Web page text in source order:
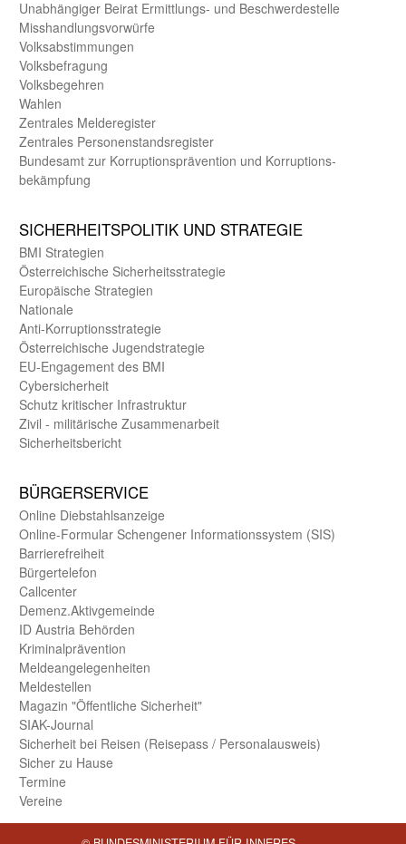
Unab­hängiger Beirat Ermittlungs- und Beschwerde­stelle
Misshandlungs­vorwürfe
Volks­abstimmungen
Volks­befragung
Volks­begehren
Wahlen
Zentrales Melde­register
Zentrales Personen­stands­register
Bundes­amt zur Korrup­tions­prävention und Korrup­tions­
bekämpfung
SICHER­HEITS­POLITIK UND STRATEGIE
BMI Strategien
Öster­reichische Sicherheits­strategie
Europäische Strategien
Nationale
Anti-Korruptions­strategie
Öster­reichische Jugend­strategie
EU-Engagement des BMI
Cybersicherheit
Schutz kritischer Infra­struktur
Zivil - militärische Zusammen­arbeit
Sicherheits­bericht
BÜRGER­SERVICE
Online Diebstahls­anzeige
Online-Formular Schengener Informationssystem (SIS)
Barriere­freiheit
Bürger­telefon
Call­center
Demenz.Aktiv­gemeinde
ID Austria Behörden
Kriminal­prävention
Melde­an­ge­le­gen­heiten
Meld­estellen
Magazin "Öffentliche Sicherheit"
SIAK-Journal
Sicherheit bei Reisen (Reise­pass / Personal­ausweis)
Sicher zu Hause
Termine
Vereine